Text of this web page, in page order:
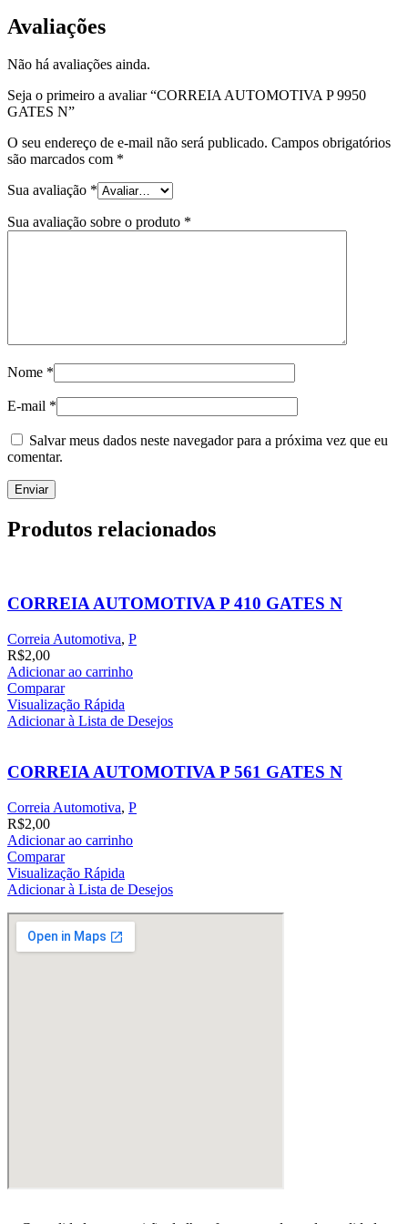
Avaliações
Não há avaliações ainda.
Seja o primeiro a avaliar “CORREIA AUTOMOTIVA P 9950
GATES N”
O seu endereço de e-mail não será publicado. Campos obrigatórios
são marcados com *
Sua avaliação *
Sua avaliação sobre o produto *
Nome *
E-mail *
Salvar meus dados neste navegador para a próxima vez que eu
comentar.
Produtos relacionados
CORREIA AUTOMOTIVA P 410 GATES N
Correia Automotiva, P
R$2,00
Adicionar ao carrinho
Comparar
Visualização Rápida
Adicionar à Lista de Desejos
CORREIA AUTOMOTIVA P 561 GATES N
Correia Automotiva, P
R$2,00
Adicionar ao carrinho
Comparar
Visualização Rápida
Adicionar à Lista de Desejos